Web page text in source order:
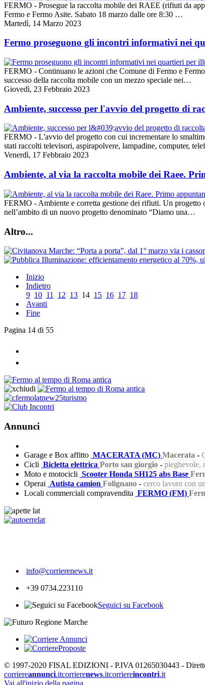
FERMO - Prosegue la raccolta mobile dei RAEE (rifiuti da
Fermo e Fermo Asite. Sabato 18 marzo dalle ore 8:30 …
Martedì, 14 Marzo 2023
Fermo proseguono gli incontri informativi nei
FERMO - Continuano le azioni che Comune di Fermo e
successo della raccolta mobile con un mezzo speciale nei…
Giovedì, 23 Febbraio 2023
Ambiente, successo per l'avvio del progetto di
FERMO - L'avvio del progetto con cui incrementare lo
stati raccolti televisori, aspirapolvere, lampadine, computer,
Venerdì, 17 Febbraio 2023
Ambiente, al via la raccolta mobile dei Raee.
FERMO - Ambiente e corretta gestione dei rifiuti. Un progetto
nell’ambito di un nuovo progetto denominato “Diamo una…
Altro...
Inizio
Indietro
9 10 11 12 13 14 15 16 17 18
Avanti
Fine
Pagina 14 di 55
Annunci
Garage e Box affitto MACERATA (MC) Macerata -
Cicli Bicletta elettrica Porto san giorgio - pieghevole,
Moto e motocicli Scooter Honda SH125 abs Base
Operai Autista camion Folignano - cerco lavoro con
Locali commerciali compravendita FERMO (FM)
info@corrierenews.it
+39 0734.223110
Seguici su Facebook
© 1997-2020 FISAL EDIZIONI - P.IVA 01265030443 -
corriereannunci.itcorrierenews.itcorriereincontri.it
Vai all'inizio della pagina